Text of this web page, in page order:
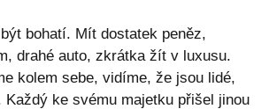
bohatí. Mít dostatek peněz,
drahé auto, zkrátka žít v luxusu.
kolem sebe, vidíme, že jsou lidé,
ke svému majetku přišel jinou